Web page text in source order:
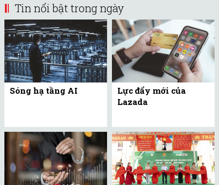
Tin nổi bật trong ngày
Sóng hạ tầng AI
Lực đẩy mới của
Lazada